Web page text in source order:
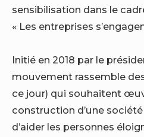
sensibilisation dans le
« Les entreprises
Initié en 2018 par le
mouvement rassemble
ce jour) qui souhaitent
construction d’une
d’aider les personnes